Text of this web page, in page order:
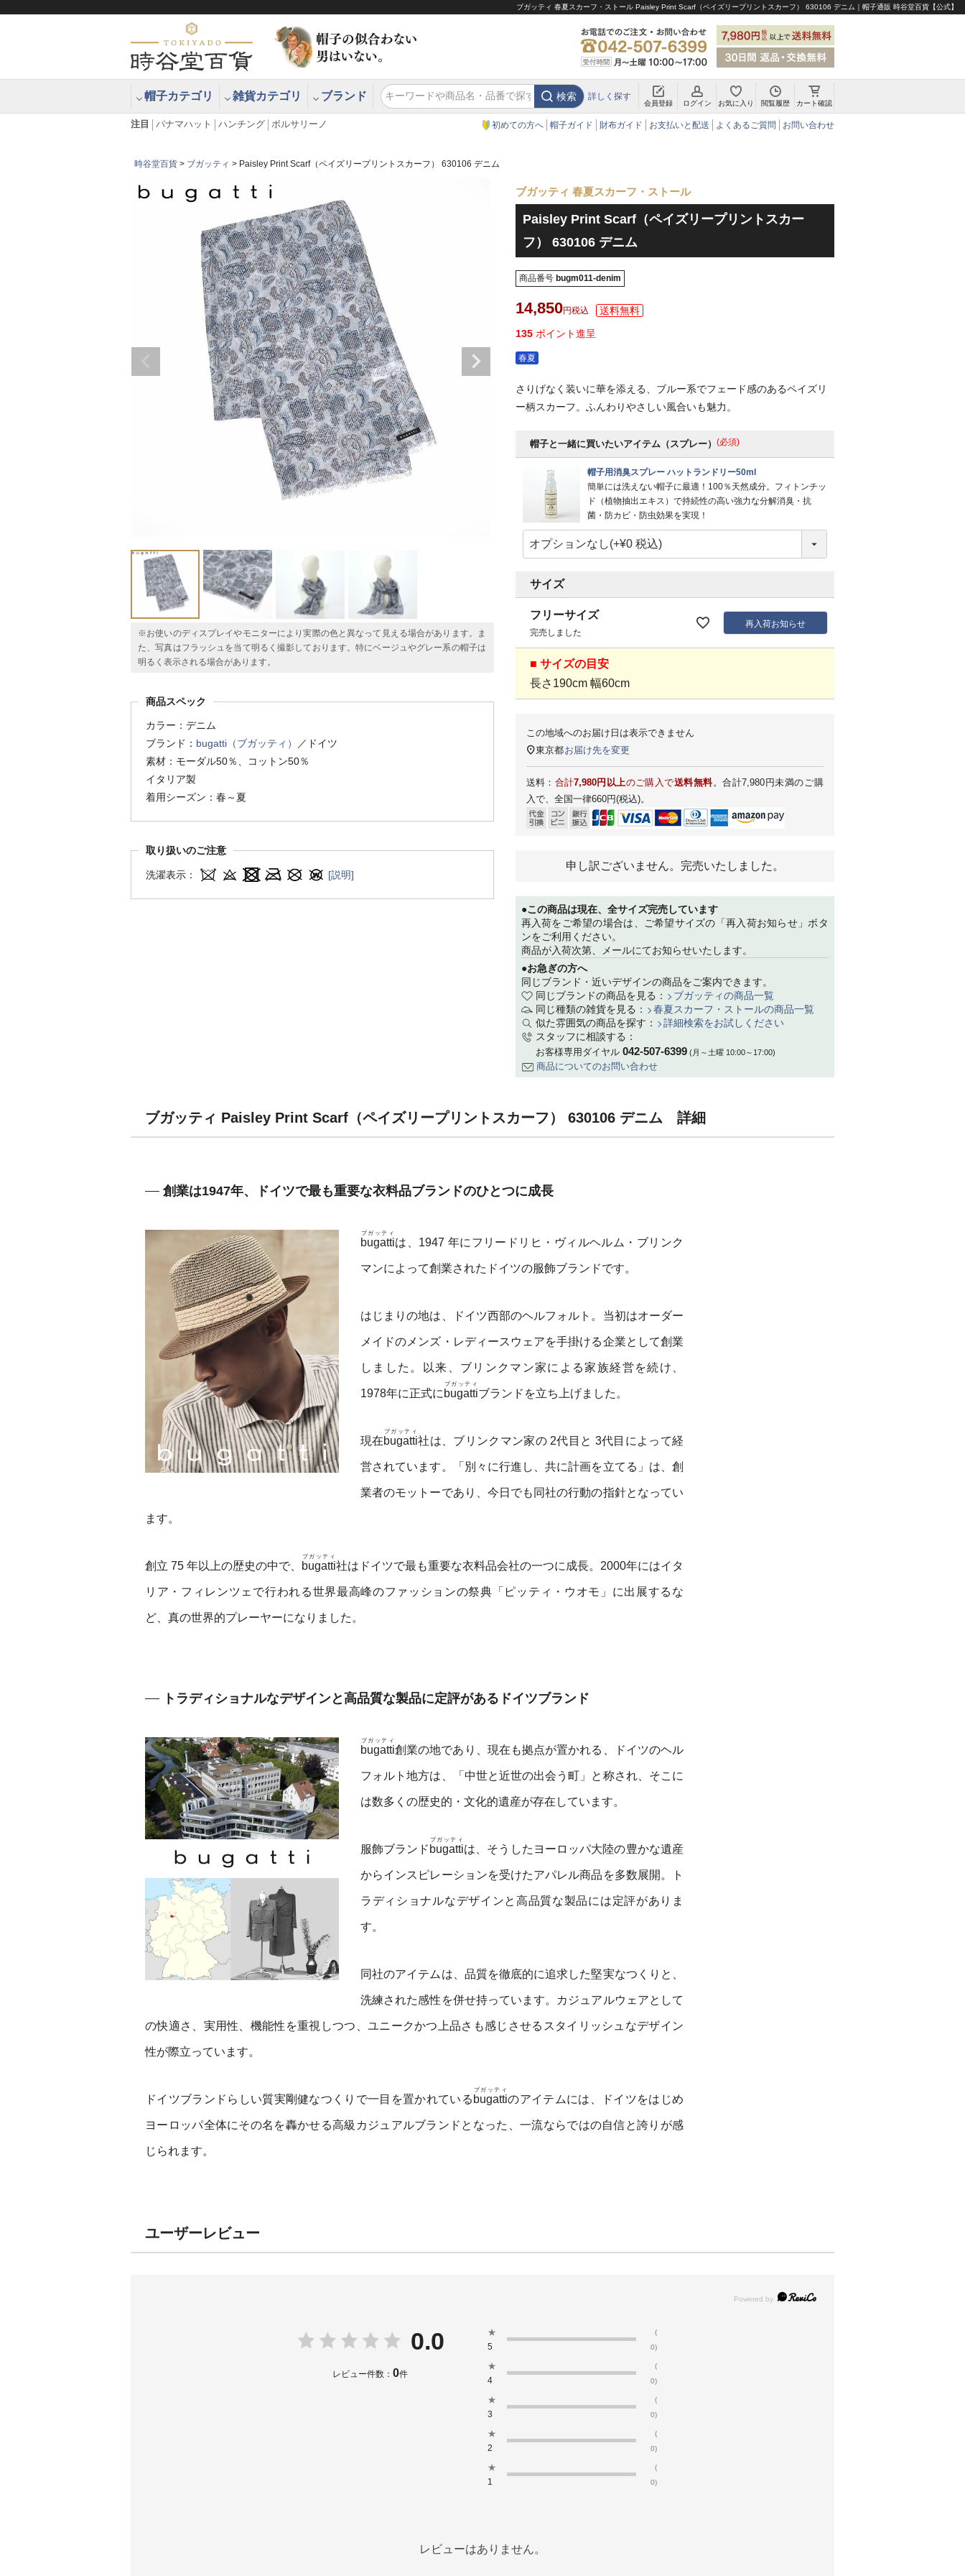
ブガッティ 春夏スカーフ・ストール Paisley Print Scarf（ペイズリープリントスカーフ） 630106 デニム｜帽子通販 時谷堂百貨【公式】
帽子カテゴリ 雑貨カテゴリ ブランド 検索 詳しく探す
会員登録 ログイン お気に入り 閲覧履歴 カート確認
注目 パナマハット ハンチング ボルサリーノ 初めての方へ 帽子ガイド 財布ガイド お支払いと配送 よくあるご質問 お問い合わせ
時谷堂百貨 ブガッティ Paisley Print Scarf（ペイズリープリントスカーフ） 630106 デニム
※お使いのディスプレイやモニターにより実際の色と異なって見える場合があります。ま
た、写真はフラッシュを当て明るく撮影しております。特にベージュやグレー系の帽子は
明るく表示される場合があります。
商品スペック
カラー：デニム
ブランド： bugatti（ブガッティ）
／ドイツ
素材：モーダル50％、コットン50％
イタリア製
着用シーズン：春～夏
取り扱いのご注意
洗濯表示： [説明]
ブガッティ 春夏スカーフ・ストール
Paisley Print Scarf（ペイズリープリントスカー
フ） 630106 デニム
商品番号 bugm011-denim
14,850 税込
135 ポイント進呈
春夏
さりげなく装いに華を添える、ブルー系でフェード感のあるペイズリ
ー柄スカーフ。ふんわりやさしい風合いも魅力。
帽子と一緒に買いたいアイテム（スプレー） (必須)
帽子用消臭スプレー ハットランドリー50ml
簡単には洗えない帽子に最適！100％天然成分。フィトンチッ
ド（植物抽出エキス）で持続性の高い強力な分解消臭・抗
菌・防カビ・防虫効果を実現！
サイズ
フリーサイズ
完売しました
再入荷お知らせ
■ サイズの目安
長さ190cm 幅60cm
この地域へのお届け日は表示できません
東京都お届け先を変更
送料： 合計7,980円以上のご購入で送料無料。合計7,980円未満のご購
入で、全国一律660円(税込)。
申し訳ございません。完売いたしました。
●この商品は現在、全サイズ完売しています
再入荷をご希望の場合は、ご希望サイズの「再入荷お知らせ」ボタ
ンをご利用ください。
商品が入荷次第、メールにてお知らせいたします。
●お急ぎの方へ
同じブランド・近いデザインの商品をご案内できます。
同じブランドの商品を見る：
ブガッティの商品一覧
同じ種類の雑貨を見る：
春夏スカーフ・ストールの商品一覧
似た雰囲気の商品を探す：
詳細検索をお試しください
スタッフに相談する：
お客様専用ダイヤル 042-507-6399(月～土曜 10:00～17:00)
商品についてのお問い合わせ
ブガッティ Paisley Print Scarf（ペイズリープリントスカーフ） 630106 デニム 詳細
創業は1947年、ドイツで最も重要な衣料品ブランドのひとつに成長
bugatti
ブガッティ
は、1947 年にフリードリヒ・ヴィルヘルム・ブリンク
マンによって創業されたドイツの服飾ブランドです。
はじまりの地は、ドイツ西部のヘルフォルト。当初はオーダー
メイドのメンズ・レディースウェアを手掛ける企業として創業
しました。以来、ブリンクマン家による家族経営を続け、
1978年に正式に bugatti
ブガッティ
ブランドを立ち上げました。
現在bugatti
ブガッティ
社は、ブリンクマン家の 2代目と 3代目によって経
営されています。「別々に行進し、共に計画を立てる」は、創
業者のモットーであり、今日でも同社の行動の指針となってい
ます。
創立 75 年以上の歴史の中で、 bugatti
ブガッティ
社はドイツで最も重要な衣料品会社の一つに成長。2000年にはイタ
リア・フィレンツェで行われる世界最高峰のファッションの祭典「ピッティ・ウオモ」に出展するな
ど、真の世界的プレーヤーになりました。
トラディショナルなデザインと高品質な製品に定評があるドイツブランド
bugatti
ブガッティ
創業の地であり、現在も拠点が置かれる、ドイツのヘル
フォルト地方は、「中世と近世の出会う町」と称され、そこに
は数多くの歴史的・文化的遺産が存在しています。
服飾ブランド bugatti
ブガッティ
は、そうしたヨーロッパ大陸の豊かな遺産
からインスピレーションを受けたアパレル商品を多数展開。ト
ラディショナルなデザインと高品質な製品には定評がありま
す。
同社のアイテムは、品質を徹底的に追求した堅実なつくりと、
洗練された感性を併せ持っています。カジュアルウェアとして
の快適さ、実用性、機能性を重視しつつ、ユニークかつ上品さも感じさせるスタイリッシュなデザイン
性が際立っています。
ドイツブランドらしい質実剛健なつくりで一目を置かれている bugatti
ブガッティ
のアイテムには、ドイツをはじめ
ヨーロッパ全体にその名を轟かせる高級カジュアルブランドとなった、一流ならではの自信と誇りが感
じられます。
ユーザーレビュー
0.0
レビュー件数： 0件
★
5
(
0)
★
4
(
0)
★
3
(
0)
★
2
(
0)
★
1
(
0)
レビューはありません。